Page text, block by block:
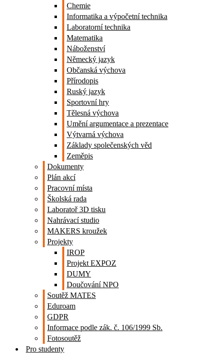
Chemie
Informatika a výpočetní technika
Laboratorní technika
Matematika
Náboženství
Německý jazyk
Občanská výchova
Přírodopis
Ruský jazyk
Sportovní hry
Tělesná výchova
Umění argumentace a prezentace
Výtvarná výchova
Základy společenských věd
Zeměpis
Dokumenty
Plán akcí
Pracovní místa
Školská rada
Laboratoř 3D tisku
Nahrávací studio
MAKERS kroužek
Projekty
IROP
Projekt EXPOZ
DUMY
Doučování NPO
Soutěž MATES
Eduroam
GDPR
Informace podle zák. č. 106/1999 Sb.
Fotosoutěž
Pro studenty